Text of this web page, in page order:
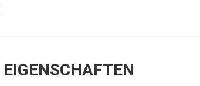
EIGENSCHAFTEN